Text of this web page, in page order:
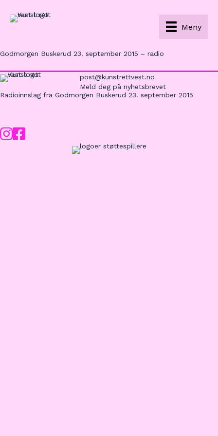
Meny
Godmorgen Buskerud 23. september 2015 – radio
Radioinnslag fra Godmorgen Buskerud 23. september 2015
post@kunstrettvest.no
Meld deg på nyhetsbrevet
Instagram
Facebook